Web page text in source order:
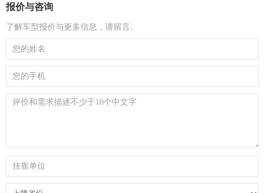
报价与咨询
了解车型报价与更多信息，请留言。